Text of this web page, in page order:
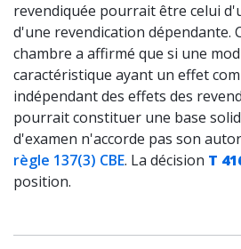
revendiquée pourrait être celui
d'une revendication dépendante.
chambre a affirmé que si une
caractéristique ayant un effet
indépendant des effets des
pourrait constituer une base
d'examen n'accorde pas son
règle 137(3) CBE. La décision T
position.